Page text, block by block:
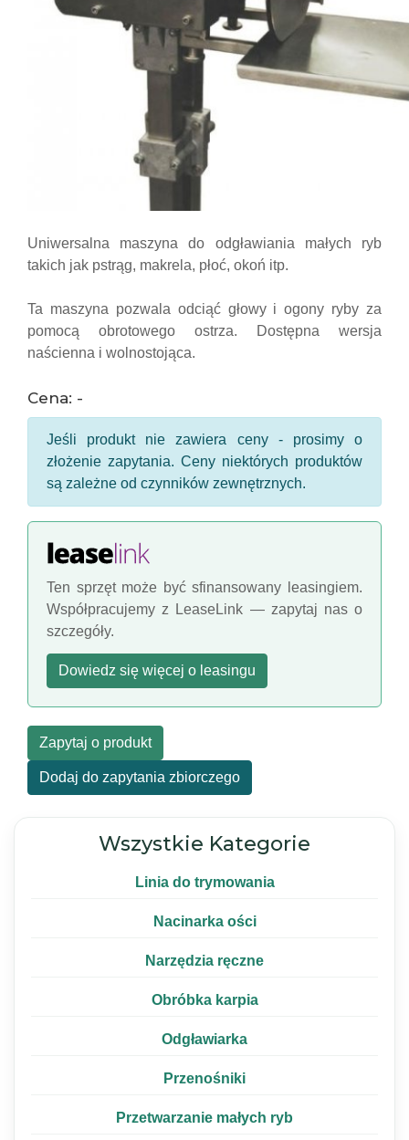
Uniwersalna maszyna do odgławiania małych ryb
takich jak pstrąg, makrela, płoć, okoń itp.
Ta maszyna pozwala odciąć głowy i ogony ryby za
pomocą obrotowego ostrza.
Dostępna wersja
naścienna i wolnostojąca.
Cena: -
Jeśli produkt nie zawiera ceny - prosimy o
złożenie zapytania. Ceny niektórych produktów
są zależne od czynników zewnętrznych.
Ten sprzęt może być sfinansowany leasingiem.
Współpracujemy z LeaseLink — zapytaj nas o
szczegóły.
Dowiedz się więcej o leasingu
Zapytaj o produkt
Dodaj do zapytania zbiorczego
Wszystkie Kategorie
Linia do trymowania
Nacinarka ości
Narzędzia ręczne
Obróbka karpia
Odgławiarka
Przenośniki
Przetwarzanie małych ryb